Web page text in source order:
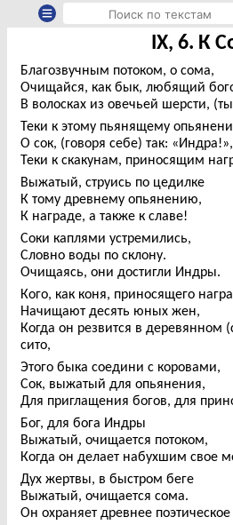
IX, 6. К
Благозвучным потоком, о сома,
Очищайся, как бык, любящий
В волосках из овечьей шерсти,
Теки к этому пьянящему
О сок, (говоря себе) так: «Индра!»,
Теки к скакунам, приносящим
Выжатый, струись по цедилке
К тому древнему опьянению,
К награде, а также к славе!
Соки каплями устремились,
Словно воды по склону.
Очищаясь, они достигли Индры.
Кого, как коня, приносящего
Начищают десять юных жен,
Когда он резвится в деревянном
сито,
Этого быка соедини с коровами,
Сок, выжатый для опьянения,
Для приглащения богов, для
Бог, для бога Индры
Выжатый, очищается потоком,
Когда он делает набухшим свое
Дух жертвы, в быстром беге
Выжатый, очищается сома.
Он охраняет древнее поэтическое